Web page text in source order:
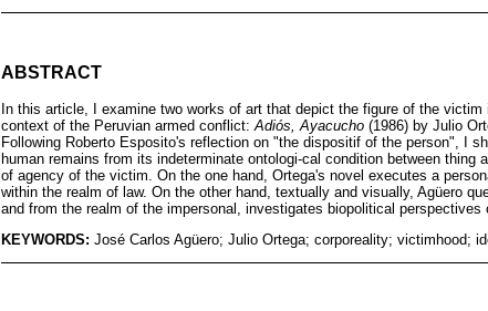
ABSTRACT
In this article, I examine two works of art that depict the figure of the
context of the Peruvian armed conflict:Adiós, Ayacucho (1986) by Julio
Following Roberto Esposito's reflection on "the dispositif of the person", I
human remains from its indeterminate ontologi-cal condition between
of agency of the victim. On the one hand, Ortega's novel executes a
within the realm of law. On the other hand, textually and visually, Agüero
and from the realm of the impersonal, investigates biopolitical
KEYWORDS: José Carlos Agüero; Julio Ortega; corporeality; victimhood;